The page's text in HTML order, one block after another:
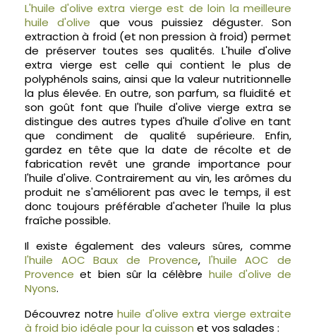
L'huile d'olive extra vierge est de loin la meilleure
huile d'olive que vous puissiez déguster. Son
extraction à froid (et non pression à froid) permet
de préserver toutes ses qualités. L'huile d'olive
extra vierge est celle qui contient le plus de
polyphénols sains, ainsi que la valeur nutritionnelle
la plus élevée. En outre, son parfum, sa fluidité et
son goût font que l'huile d'olive vierge extra se
distingue des autres types d'huile d'olive en tant
que condiment de qualité supérieure. Enfin,
gardez en tête que la date de récolte et de
fabrication revêt une grande importance pour
l'huile d'olive. Contrairement au vin, les arômes du
produit ne s'améliorent pas avec le temps, il est
donc toujours préférable d'acheter l'huile la plus
fraîche possible.
Il existe également des valeurs sûres, comme
l'huile AOC Baux de Provence, l'huile AOC de
Provence et bien sûr la célèbre huile d'olive de
Nyons.
Découvrez notre huile d'olive extra vierge extraite
à froid bio idéale pour la cuisson et vos salades :